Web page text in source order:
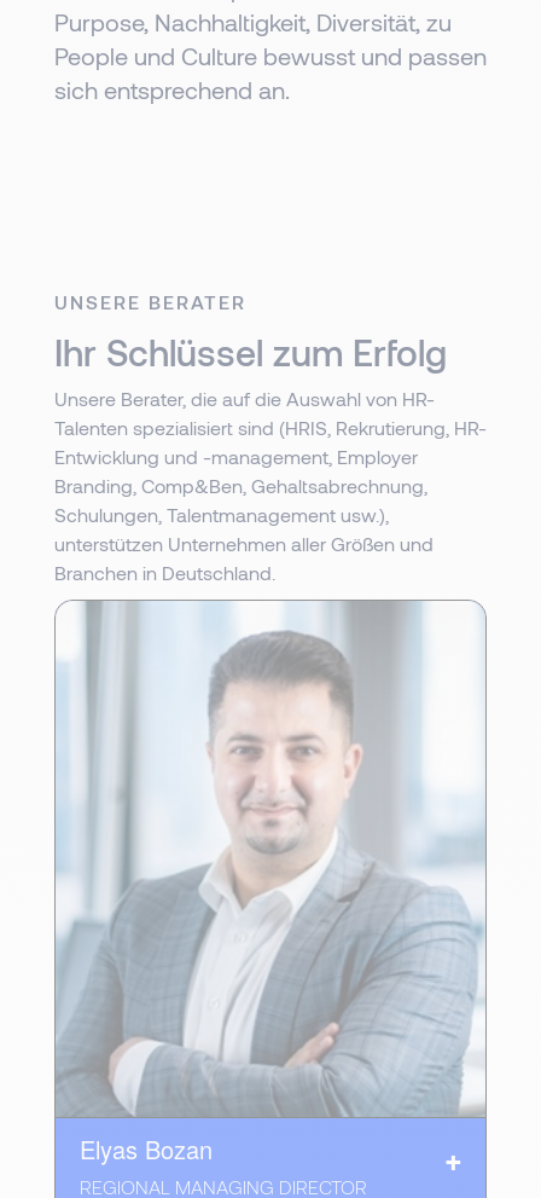
Purpose, Nachhaltigkeit, Diversität, zu
People und Culture bewusst und passen
sich entsprechend an.
UNSERE BERATER
Ihr Schlüssel zum Erfolg
Unsere Berater, die auf die Auswahl von HR-
Talenten spezialisiert sind (HRIS, Rekrutierung, HR-
Entwicklung und -management, Employer
Branding, Comp&Ben, Gehaltsabrechnung,
Schulungen, Talentmanagement usw.),
unterstützen Unternehmen aller Größen und
Branchen in Deutschland.
Elyas Bozan
REGIONAL MANAGING DIRECTOR